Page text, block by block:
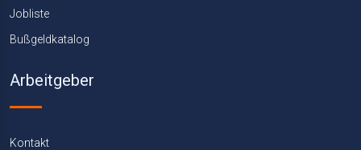
Jobliste
Bußgeldkatalog
Arbeitgeber
Kontakt